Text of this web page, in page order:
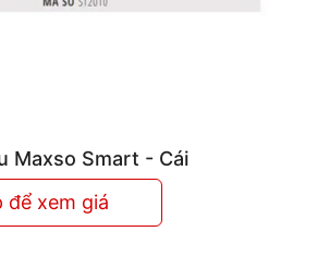
Maxso Smart - Cái
để xem giá